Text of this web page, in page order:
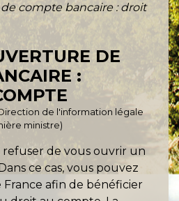
compte bancaire : droit
DE
:
de l'information légale
ministre)
de vous ouvrir un
ce cas, vous pouvez
France afin de bénéficier